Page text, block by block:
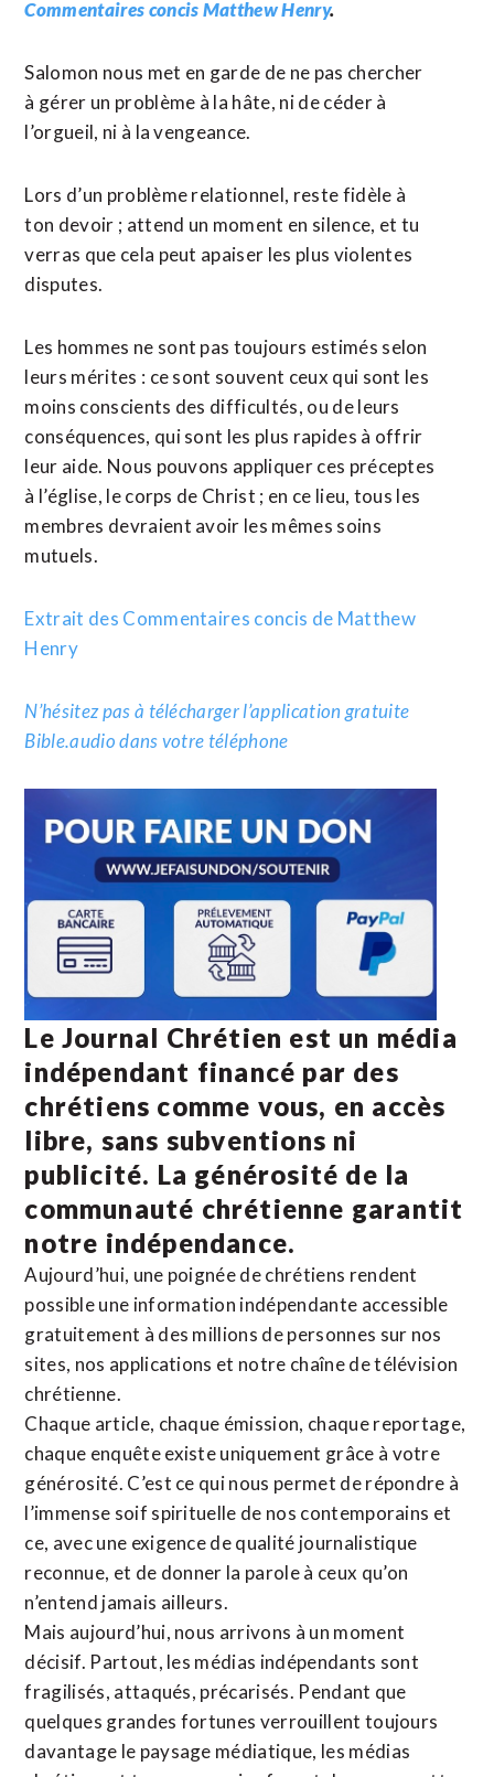
Commentaires concis Matthew Henry.
Salomon nous met en garde de ne pas chercher
à gérer un problème à la hâte, ni de céder à
l’orgueil, ni à la vengeance.
Lors d’un problème relationnel, reste fidèle à
ton devoir ; attend un moment en silence, et tu
verras que cela peut apaiser les plus violentes
disputes.
Les hommes ne sont pas toujours estimés selon
leurs mérites : ce sont souvent ceux qui sont les
moins conscients des difficultés, ou de leurs
conséquences, qui sont les plus rapides à offrir
leur aide. Nous pouvons appliquer ces préceptes
à l’église, le corps de Christ ; en ce lieu, tous les
membres devraient avoir les mêmes soins
mutuels.
Extrait des Commentaires concis de Matthew
Henry
N’hésitez pas à télécharger l’application gratuite
Bible.audio dans votre téléphone
Le Journal Chrétien est un média
indépendant financé par des
chrétiens comme vous, en accès
libre, sans subventions ni
publicité. La générosité de la
communauté chrétienne garantit
notre indépendance.
Aujourd’hui, une poignée de chrétiens rendent
possible une information indépendante accessible
gratuitement à des millions de personnes sur nos
sites, nos applications et notre chaîne de télévision
chrétienne.
Chaque article, chaque émission, chaque reportage,
chaque enquête existe uniquement grâce à votre
générosité. C’est ce qui nous permet de répondre à
l’immense soif spirituelle de nos contemporains et
ce, avec une exigence de qualité journalistique
reconnue, et de donner la parole à ceux qu’on
n’entend jamais ailleurs.
Mais aujourd’hui, nous arrivons à un moment
décisif. Partout, les médias indépendants sont
fragilisés, attaqués, précarisés. Pendant que
quelques grandes fortunes verrouillent toujours
davantage le paysage médiatique, les médias